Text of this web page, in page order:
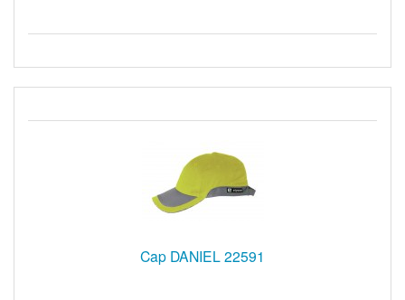
Cap DANIEL 22591